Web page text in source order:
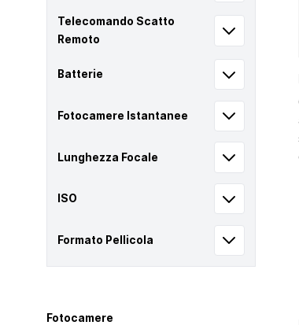
Telecomando Scatto
Remoto
Batterie
Fotocamere Istantanee
Lunghezza Focale
ISO
Formato Pellicola
Fotocamere